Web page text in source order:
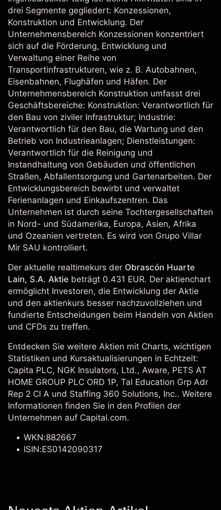
drei Segmente gegliedert: Konzessionen,
Konstruktion und Entwicklung. Der
Unternehmensbereich Konzessionen konzentriert
sich auf die Förderung, Entwicklung und
Verwaltung einer Reihe von
Transportinfrastrukturen, wie z. B. Autobahnen,
Eisenbahnen, Flughäfen und Häfen. Der
Unternehmensbereich Konstruktion umfasst drei
Geschäftsbereiche: Konstruktion: Verantwortlich für
den Bau von ziviler Infrastruktur; Industrie:
Verantwortlich für den Bau, die Wartung und den
Betrieb von Industrieanlagen; Dienstleistungen:
Verantwortlich für die Reinigung und
Instandhaltung von Gebäuden und öffentlichen
Straßen, Abfallentsorgung und Gartenarbeiten. Der
Entwicklungsbereich bewirbt und verwaltet
Ferienanlagen und Einkaufszentren. Das
Unternehmen ist durch seine Tochtergesellschaften
in Nord- und Südamerika, Europa, Asien, Afrika
und Ozeanien vertreten. Es wird von Grupo Villar
Mir SAU kontrolliert.
Der aktuelle realtimekurs der Obrascón Huarte
Lain, S.A. Aktie beträgt 0.431 EUR. Der aktienchart
ermöglicht Investoren, die Entwicklung der Aktie
und den aktienkurs besser nachzuvollziehen und
fundierte Entscheidungen beim Handeln von Aktien
und CFDs zu treffen.
Entdecken Sie weitere Aktien mit Charts, wichtigen
Statistiken und Kursaktualisierungen in Echtzeit:
Capita PLC, NGK Insulators, Ltd., Aware, PETS AT
HOME GROUP PLC ORD 1P, Tal Education Grp Adr
Rep 2 Cl A und Staffing 360 Solutions, Inc.. Weitere
Informationen finden Sie in den Profilen der
Unternehmen auf Capital.com.
WKN:882667
ISIN:ES0142090317